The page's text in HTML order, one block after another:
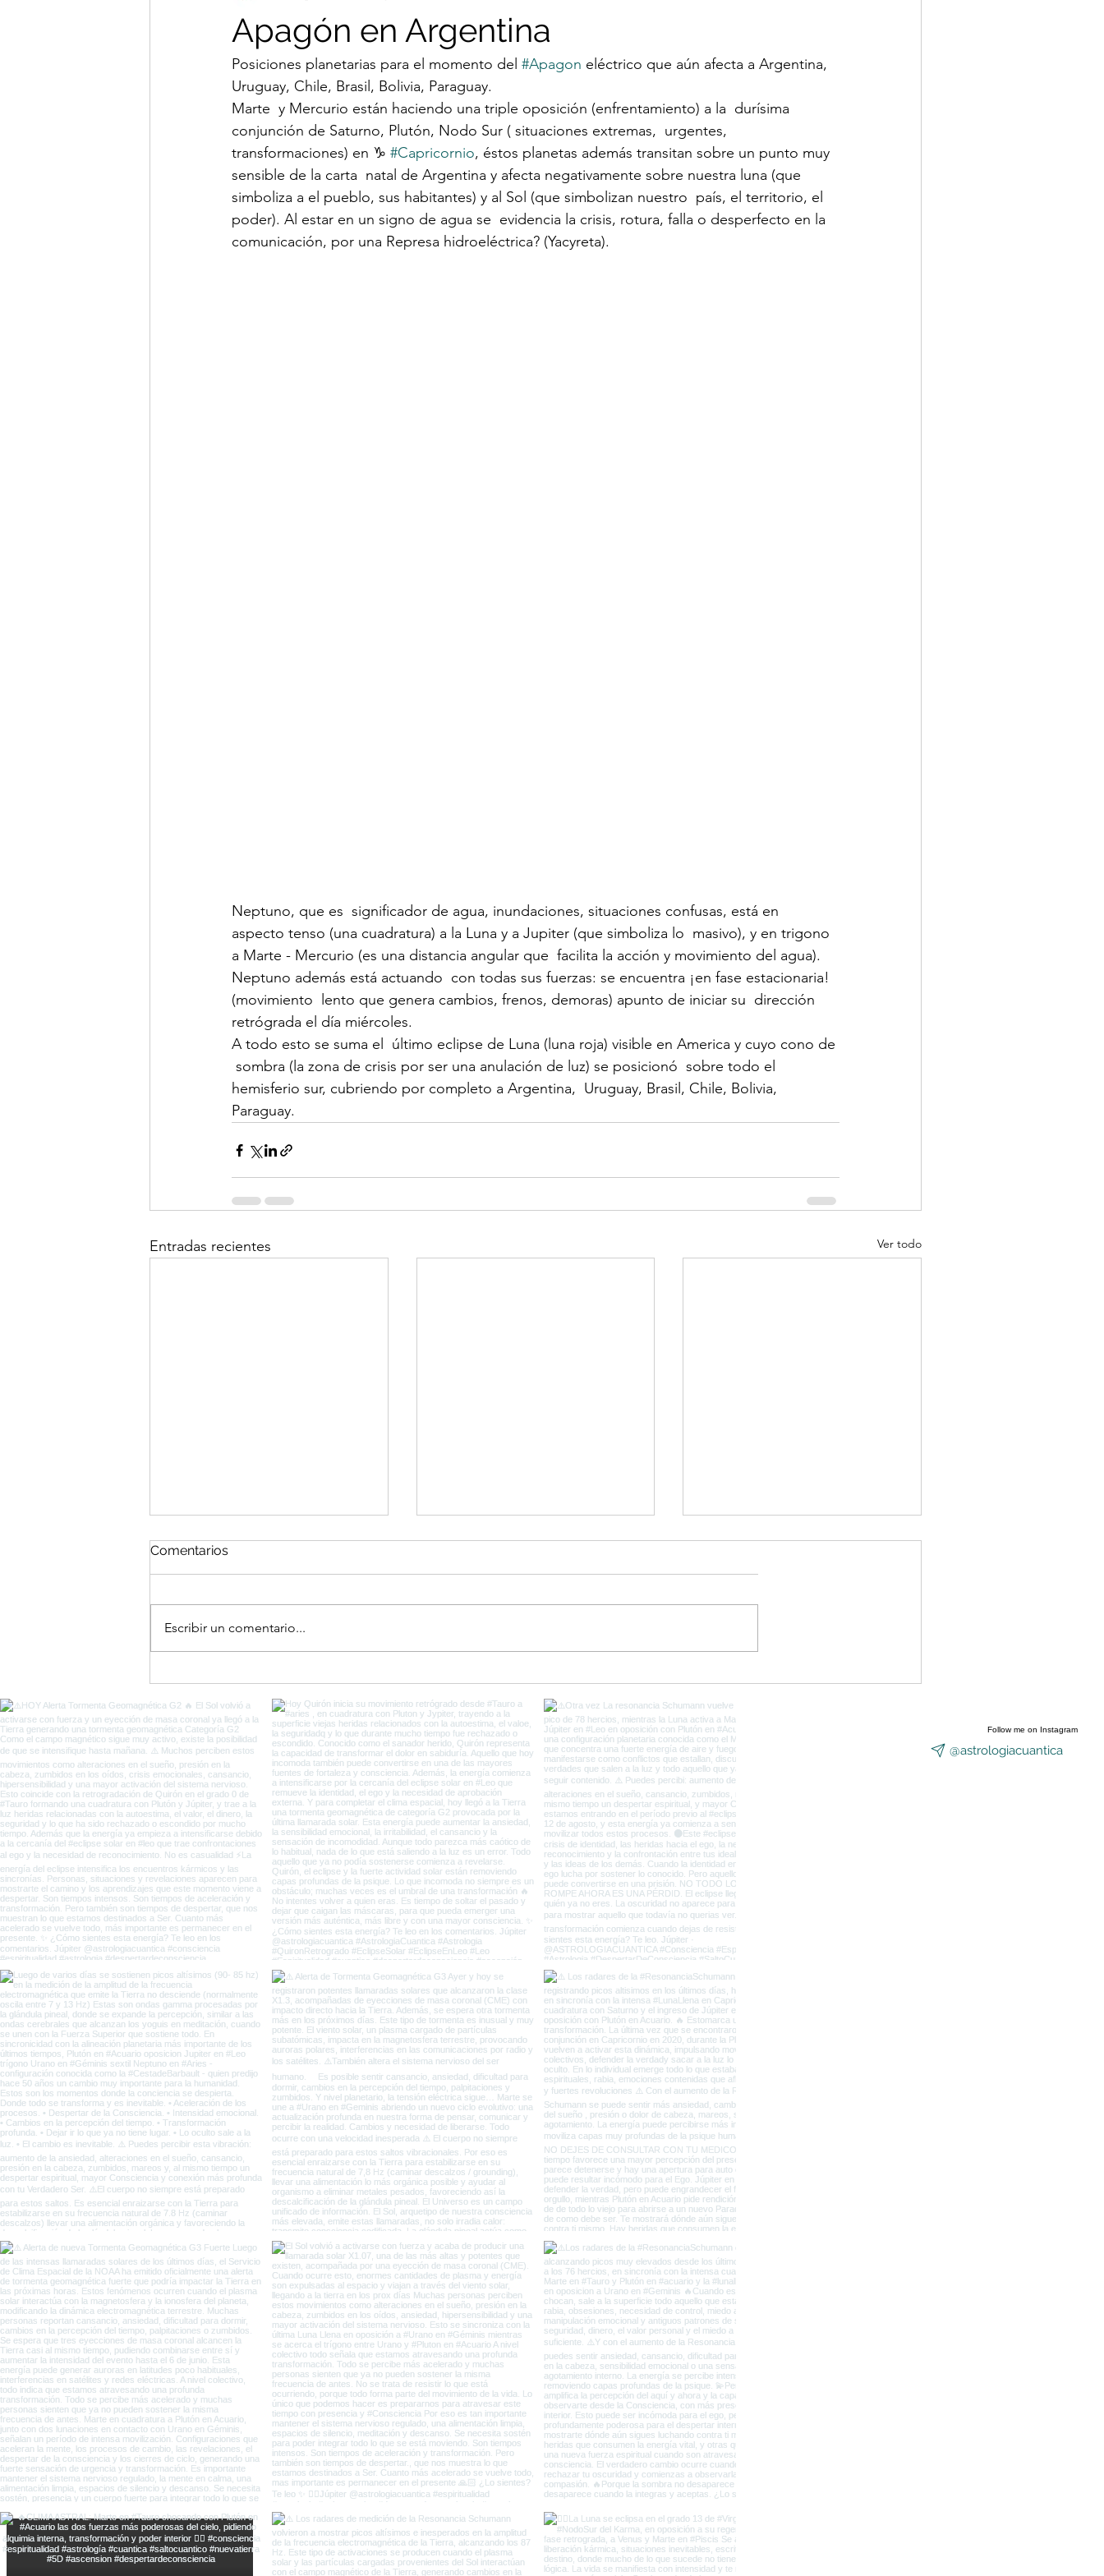
Apagón en Argentina
Posiciones planetarias para el momento del #Apagon eléctrico que aún afecta a Argentina,
Uruguay, Chile, Brasil, Bolivia, Paraguay.
Marte  y Mercurio están haciendo una triple oposición (enfrentamiento) a la  durísima
conjunción de Saturno, Plutón, Nodo Sur ( situaciones extremas,  urgentes,
transformaciones) en ♑️ #Capricornio, éstos planetas además transitan sobre un punto muy
sensible de la carta  natal de Argentina y afecta negativamente sobre nuestra luna (que
simboliza a el pueblo, sus habitantes) y al Sol (que simbolizan nuestro  país, el territorio, el
poder). Al estar en un signo de agua se  evidencia la crisis, rotura, falla o desperfecto en la
comunicación, por una Represa hidroeléctrica? (Yacyreta).
Neptuno, que es  significador de agua, inundaciones, situaciones confusas, está en
aspecto tenso (una cuadratura) a la Luna y a Jupiter (que simboliza lo  masivo), y en trigono
a Marte - Mercurio (es una distancia angular que  facilita la acción y movimiento del agua).
Neptuno además está actuando  con todas sus fuerzas: se encuentra ¡en fase estacionaria!
(movimiento  lento que genera cambios, frenos, demoras) apunto de iniciar su  dirección
retrógrada el día miércoles.
A todo esto se suma el  último eclipse de Luna (luna roja) visible en America y cuyo cono de
sombra (la zona de crisis por ser una anulación de luz) se posicionó  sobre todo el
hemisferio sur, cubriendo por completo a Argentina,  Uruguay, Brasil, Chile, Bolivia,
Paraguay.
Entradas recientes Ver todo
Vieja Tierra
Comentarios
Escribir un comentario...
Follow me on Instagram
@astrologiacuantica